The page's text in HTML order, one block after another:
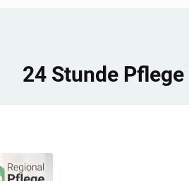
24 Stunde Pflege